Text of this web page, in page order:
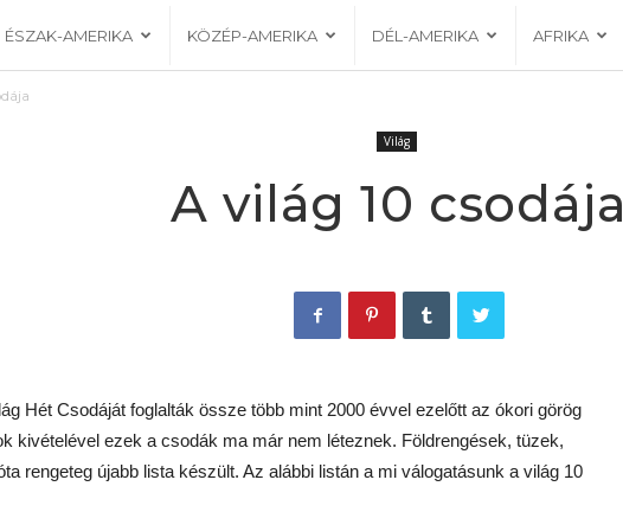
ÉSZAK-AMERIKA KÖZÉP-AMERIKA DÉL-AMERIKA AFRIKA
Világ
A világ 10 csodája
Hét Csodáját foglalták össze több mint 2000 évvel ezelőtt az ókori görög
kivételével ezek a csodák ma már nem léteznek. Földrengések, tüzek,
rengeteg újabb lista készült. Az alábbi listán a mi válogatásunk a világ 10